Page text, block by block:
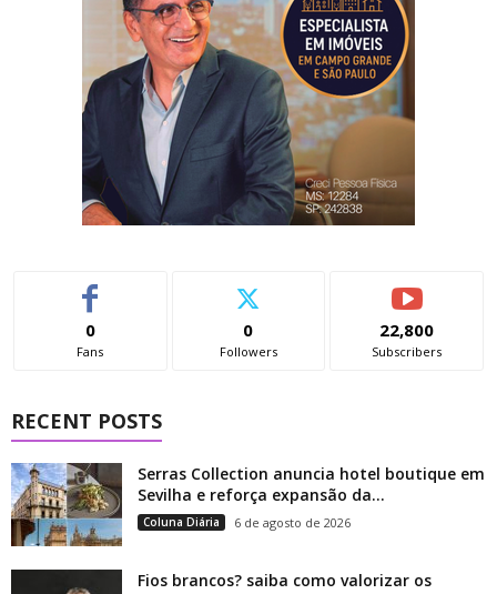
0
Fans
0
Followers
22,800
Subscribers
RECENT POSTS
Serras Collection anuncia hotel boutique em
Sevilha e reforça expansão da...
Coluna Diária 6 de agosto de 2026
Fios brancos? saiba como valorizar os